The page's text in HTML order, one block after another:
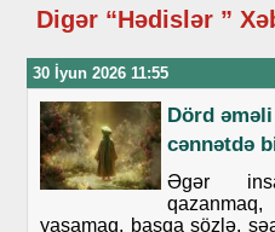
Digər “Hədislər ”
30 İyun 2026 11:55
Dörd
cәnnәtdә
Əgər
yaşamaq, başqa sözlə,